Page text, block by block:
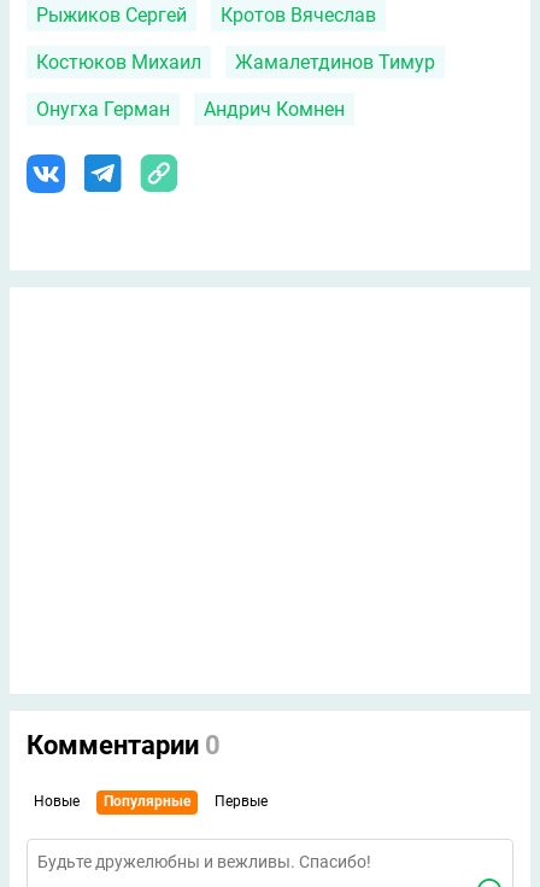
Рыжиков Сергей Кротов Вячеслав
Костюков Михаил Жамалетдинов Тимур
Онугха Герман Андрич Комнен
Комментарии 0
Новые Популярные Первые